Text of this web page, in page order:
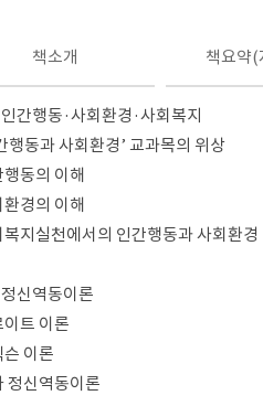
책소개 책요약(
간행동·사회환경·사회복지
행동과 사회환경’ 교과목의 위상
행동의 이해
환경의 이해
복지실천에서의 인간행동과 사회환경
신역동이론
이트 이론
슨 이론
정신역동이론